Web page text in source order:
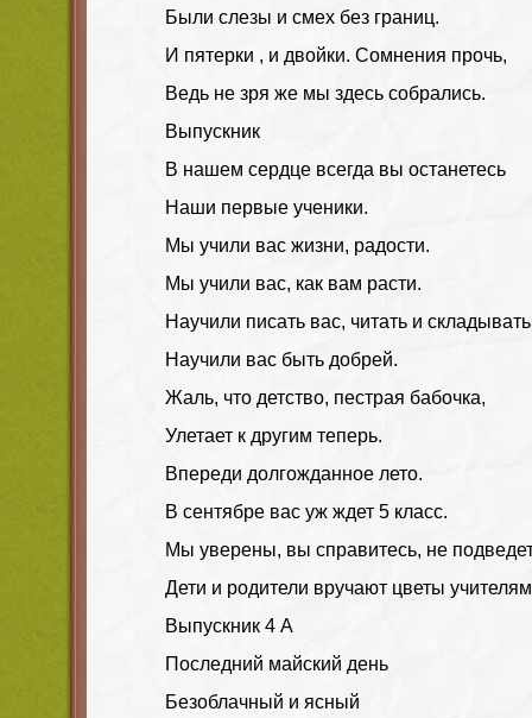
Были слезы и смех без границ.
И пятерки , и двойки. Сомнения прочь,
Ведь не зря же мы здесь собрались.
Выпускник
В нашем сердце всегда вы останетесь
Наши первые ученики.
Мы учили вас жизни, радости.
Мы учили вас, как вам расти.
Научили писать вас, читать и
Научили вас быть добрей.
Жаль, что детство, пестрая бабочка,
Улетает к другим теперь.
Впереди долгожданное лето.
В сентябре вас уж ждет 5 класс.
Мы уверены, вы справитесь, не
Дети и родители вручают цветы
Выпускник 4 А
Последний майский день
Безоблачный и ясный